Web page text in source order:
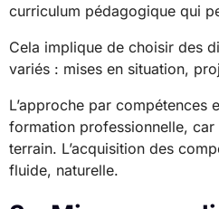
curriculum pédagogique qui
Cela implique de choisir des
variés : mises en situation,
L’approche par compétences
formation professionnelle,
terrain. L’acquisition des
fluide, naturelle.